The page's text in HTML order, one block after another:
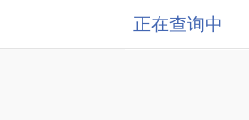
正在查询中